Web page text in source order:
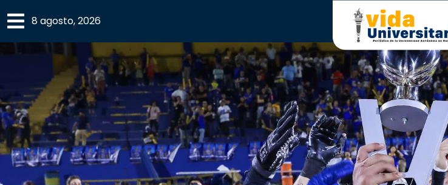
×
SECCIONES
ACADEMIA
CAMPUSUANL
COMUNIDAD UANL
8 agosto, 2026